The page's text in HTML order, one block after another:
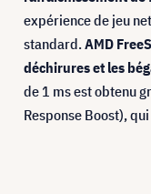
expérience de jeu
standard.AMD
déchirures et les
de 1 ms est obtenu
Response Boost),